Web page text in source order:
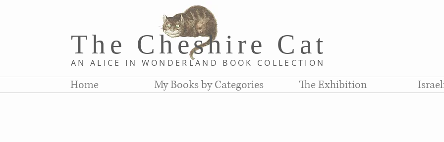
The Cheshire C at
AN ALICE IN WONDERLAND BOOK COLLE CTION
Home My Books by Categories The Exhibition